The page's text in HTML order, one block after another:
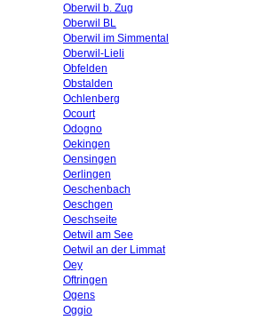
Oberwil b. Zug
Oberwil BL
Oberwil im Simmental
Oberwil-Lieli
Obfelden
Obstalden
Ochlenberg
Ocourt
Odogno
Oekingen
Oensingen
Oerlingen
Oeschenbach
Oeschgen
Oeschseite
Oetwil am See
Oetwil an der Limmat
Oey
Oftringen
Ogens
Oggio